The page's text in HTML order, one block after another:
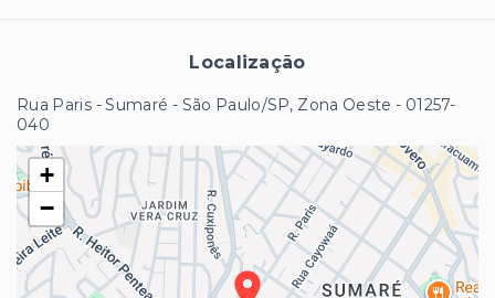
Localização
Rua Paris - Sumaré - São Paulo/SP, Zona Oeste - 01257-
040
+
−